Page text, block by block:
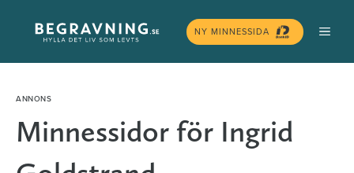
innehåll
NY MINNESSIDA
Minnessidor för Ingrid